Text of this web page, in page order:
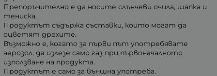
Препоръчително е да носите слънчеви очила, шапка и
тениска.
Продуктът съдържа съставки, които могат да
оцветят дрехите.
Възможно е, когато за първи път употребявате
аерозол, да излезе само газ при първоначалното
използване на продукта.
Продуктът е само за външна употреба.